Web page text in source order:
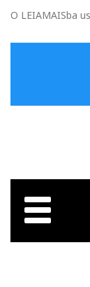
O LEIAMAISba